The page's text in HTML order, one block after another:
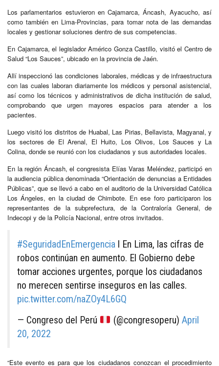
Los parlamentarios estuvieron en Cajamarca, Áncash, Ayacucho, así
como también en Lima-Provincias, para tomar nota de las demandas
locales y gestionar soluciones dentro de sus competencias.
En Cajamarca, el legislador Américo Gonza Castillo, visitó el Centro de
Salud “Los Sauces”, ubicado en la provincia de Jaén.
Allí inspeccionó las condiciones laborales, médicas y de infraestructura
con las cuales laboran diariamente los médicos y personal asistencial,
así como los técnicos y administrativos de dicha institución de salud,
comprobando que urgen mayores espacios para atender a los
pacientes.
Luego visitó los distritos de Huabal, Las Pirias, Bellavista, Magyanal, y
los sectores de El Arenal, El Huito, Los Olivos, Los Sauces y La
Colina, donde se reunió con los ciudadanos y sus autoridades locales.
En la región Áncash, el congresista Elías Varas Meléndez, participó en
la audiencia pública denominada “Orientación de denuncias a Entidades
Públicas”, que se llevó a cabo en el auditorio de la Universidad Católica
Los Ángeles, en la ciudad de Chimbote. En ese foro participaron los
representantes de la subprefectura, de la Contraloría General, de
Indecopi y de la Policía Nacional, entre otros invitados.
#SeguridadEnEmergencia l En Lima, las cifras de
robos continúan en aumento. El Gobierno debe
tomar acciones urgentes, porque los ciudadanos
no merecen sentirse inseguros en las calles.
pic.twitter.com/naZOy4L6GQ
— Congreso del Perú
(@congresoperu) April
20, 2022
“Este evento es para que los ciudadanos conozcan el procedimiento